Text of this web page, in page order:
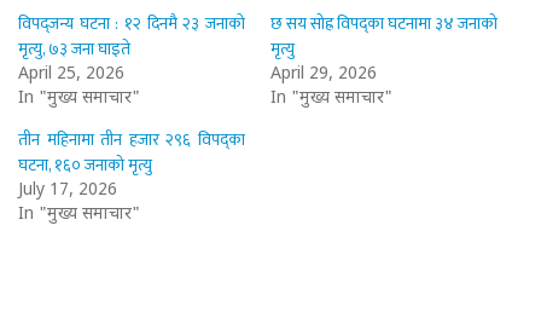
विपद्जन्य घटना : १२ दिनमै २३ जनाको
मृत्यु, ७३ जना घाइते
April 25, 2026
In "मुख्य समाचार"
छ सय सोह्र विपद्का घटनामा ३४ जनाको
मृत्यु
April 29, 2026
In "मुख्य समाचार"
तीन महिनामा तीन हजार २९६ विपद्का
घटना, १६० जनाको मृत्यु
July 17, 2026
In "मुख्य समाचार"